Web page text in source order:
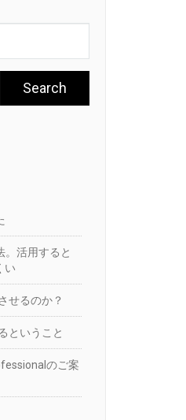
。活用すると
い
せるのか？
ということ
のご案